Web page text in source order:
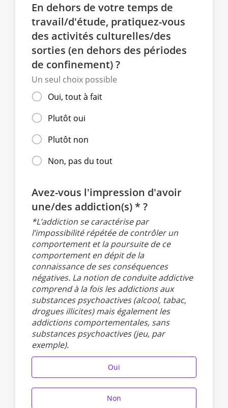
En dehors de votre temps de
travail/d'étude, pratiquez-vous
des activités culturelles/des
sorties (en dehors des périodes
de confinement) ?
Un seul choix possible
Oui, tout à fait
Plutôt oui
Plutôt non
Non, pas du tout
Avez-vous l'impression d'avoir
une/des addiction(s) * ?
*L’addiction se caractérise par
l’impossibilité répétée de contrôler un
comportement et la poursuite de ce
comportement en dépit de la
connaissance de ses conséquences
négatives. La notion de conduite addictive
comprend à la fois les addictions aux
substances psychoactives (alcool, tabac,
drogues illicites) mais également les
addictions comportementales, sans
substances psychoactives (jeu, par
exemple).
Oui
Non